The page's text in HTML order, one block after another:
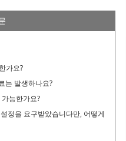
어요)
싶은데 가능한가요?
업 후에도 사용할 수 있나요?
가요?
는 발생하나요?
능한가요?
정을 요구받았습니다만, 어떻게